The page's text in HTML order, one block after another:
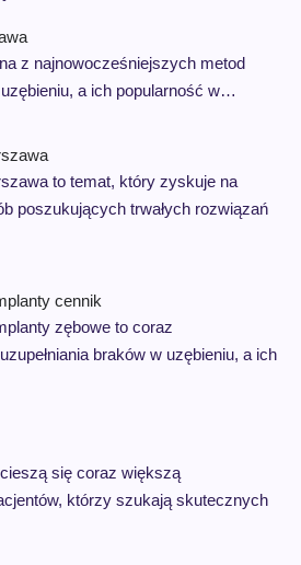
z najnowocześniejszych metod
uzębieniu, a ich popularność w…
to temat, który zyskuje na
poszukujących trwałych rozwiązań
cennik
zębowe to coraz
braków w uzębieniu, a ich
się coraz większą
którzy szukają skutecznych